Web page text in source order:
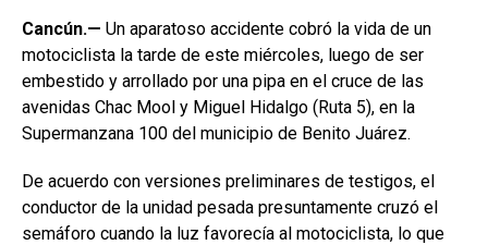
Cancún.— Un aparatoso accidente cobró la vida de un
motociclista la tarde de este miércoles, luego de ser
embestido y arrollado por una pipa en el cruce de las
avenidas Chac Mool y Miguel Hidalgo (Ruta 5), en la
Supermanzana 100 del municipio de Benito Juárez.
De acuerdo con versiones preliminares de testigos, el
conductor de la unidad pesada presuntamente cruzó el
semáforo cuando la luz favorecía al motociclista, lo que